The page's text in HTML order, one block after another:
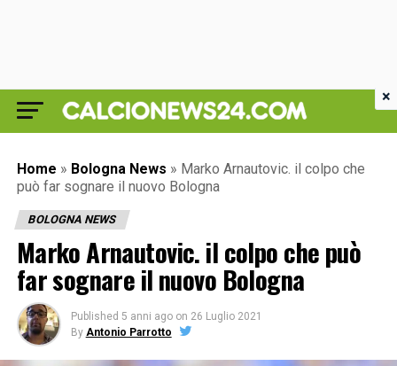
Home » Bologna News » Marko Arnautovic. il colpo che
può far sognare il nuovo Bologna
BOLOGNA NEWS
Marko Arnautovic. il colpo che può
far sognare il nuovo Bologna
Published 5 anni ago on 26 Luglio 2021
By Antonio Parrotto
×